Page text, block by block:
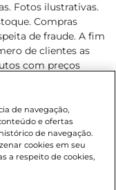
Fotos ilustrativas.
Compras
de fraude. A fim
de clientes as
com preços
exclusivos para
hoje, podendo
Proibida a venda
18 anos, conforme
da Criança e do
para o
de navegação,
e ofertas
de navegação.
cookies em seu
a respeito de cookies,